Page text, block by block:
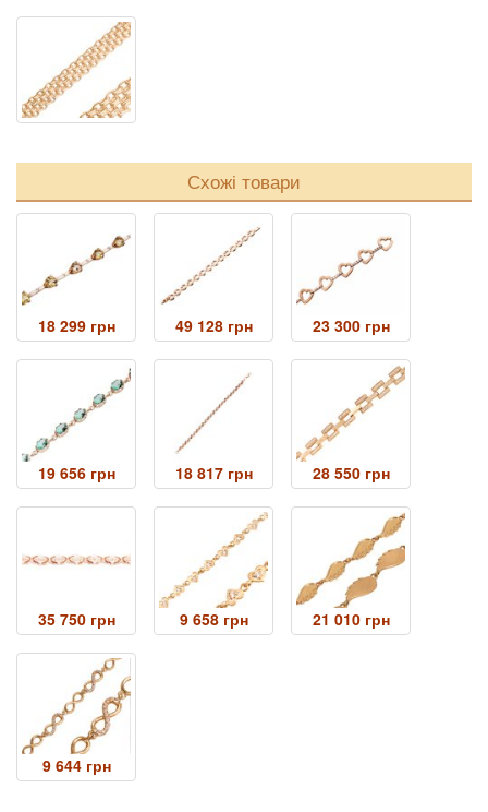
Схожі товари
18 299 грн 49 128 грн 23 300 грн
19 656 грн 18 817 грн 28 550 грн
35 750 грн 9 658 грн 21 010 грн
9 644 грн